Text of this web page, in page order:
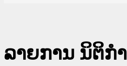
ລາຍການ ນິຕິກໍາ